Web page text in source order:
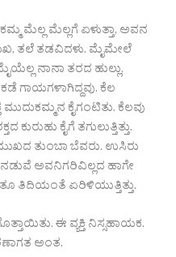
ಮೆಲ್ಲ ಮೆಲ್ಲಗೆ ಏಳುತ್ತಾ, ಅವನ
ತಲೆ ತಡವಿದಳು. ಮೈಮೇಲೆ
ನಾನಾ ತರದ ಹುಲ್ಲು,
ಗಾಯಗಳಾಗಿದ್ದವು. ಕೆಲ
ಮುದುಕಮ್ಮನ ಕೈಗಂಟಿತು. ಕೆಲವು
ಕೈಗೆ ತಗುಲುತ್ತಿತ್ತು.
ತುಂಬಾ ಬೆವರು. ಉಸಿರು
ಅವನಿಗರಿವಿಲ್ಲದ ಹಾಗೇ
ತಿದಿಯಂತೆ ಏರಿಳಿಯುತ್ತಿತ್ತು.
ಈ ವ್ಯಕ್ತಿ ನಿಸ್ಸಹಾಯಕ.
ಅಂತ.